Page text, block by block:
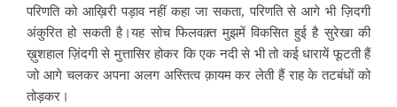
परिणति को आख़िरी पड़ाव नहीं कहा जा सकता, परिणति से आगे भी ज़िदगी
अंकुरित हो सकती है।यह सोच फिलवक़्त मुझमें विकसित हुई है सुरेखा की
ख़ुशहाल ज़िंदगी से मुत्तासिर होकर कि एक नदी से भी तो कई धारायें फूटती हैं
जो आगे चलकर अपना अलग अस्तित्व क़ायम कर लेती हैं राह के तटबंधों को
तोड़कर।